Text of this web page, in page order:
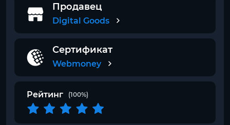
Продавец
Digital Goods
Сертификат
Webmoney
Рейтинг (100%)